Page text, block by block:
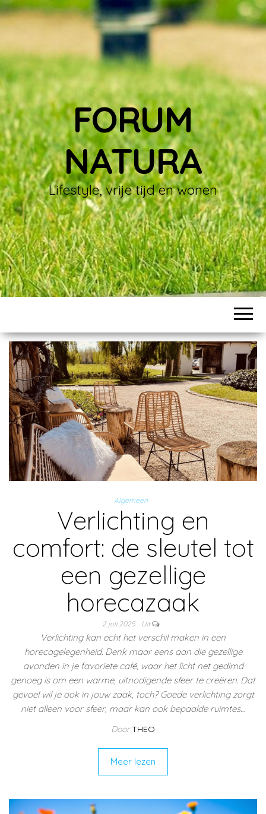
FORUM
NATURA
Lifestyle, vrije tijd en wonen
Algemeen
Verlichting en
comfort: de sleutel tot
een gezellige
horecazaak
2 juli 2025 Uit
Verlichting kan echt het verschil maken in een
horecagelegenheid. Denk maar eens aan die gezellige
avonden in je favoriete café, waar het licht net gedimd
genoeg is om een warme, uitnodigende sfeer te creëren. Dat
gevoel wil je ook in jouw zaak, toch? Goede verlichting zorgt
niet alleen voor sfeer, maar kan ook bepaalde ruimtes…
Door THEO
Meer lezen